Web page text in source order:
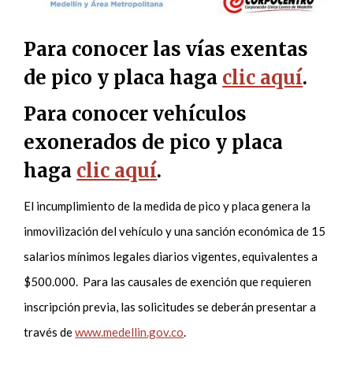
Para conocer las vías exentas
de pico y placa haga clic aquí.
Para conocer vehículos
exonerados de pico y placa
haga clic aquí.
El incumplimiento de la medida de pico y placa genera la
inmovilización del vehículo y una sanción económica de 15
salarios mínimos legales diarios vigentes, equivalentes a
$500.000. Para las causales de exención que requieren
inscripción previa, las solicitudes se deberán presentar a
través dewww.medellin.gov.co